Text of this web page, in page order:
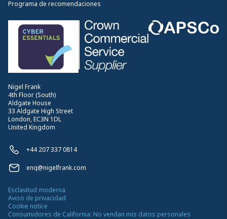
Nigel Frank
4th Floor (South)
Aldgate House
33 Aldgate High Street
London, EC3N 1DL
United Kingdom
+44 207 337 0814
enq@nigelfrank.com
Programa de recomendaciones
Esclavitud moderna
Aviso de privacidad
Cookie notice
Consumidores de California: No vendan mis datos personales